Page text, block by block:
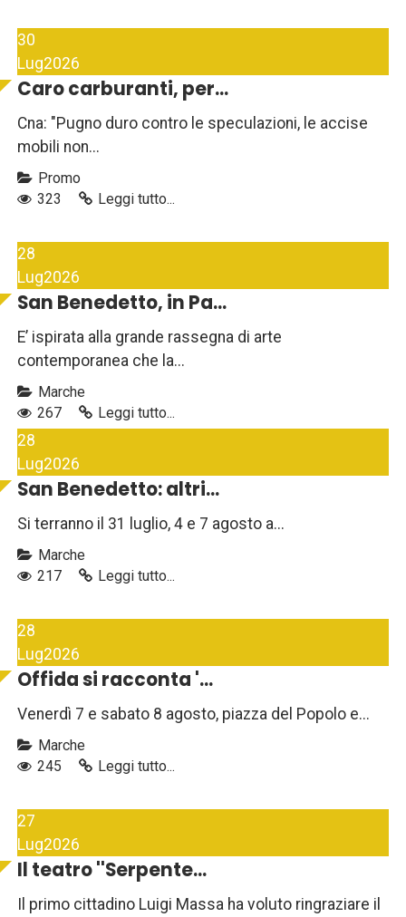
30
Lug2026
Caro carburanti, per...
Cna: "Pugno duro contro le speculazioni, le accise
mobili non...
Promo
323
Leggi tutto...
28
Lug2026
San Benedetto, in Pa...
E’ ispirata alla grande rassegna di arte
contemporanea che la...
Marche
267
Leggi tutto...
28
Lug2026
San Benedetto: altri...
Si terranno il 31 luglio, 4 e 7 agosto a...
Marche
217
Leggi tutto...
28
Lug2026
Offida si racconta '...
Venerdì 7 e sabato 8 agosto, piazza del Popolo e...
Marche
245
Leggi tutto...
27
Lug2026
Il teatro ''Serpente...
Il primo cittadino Luigi Massa ha voluto ringraziare il